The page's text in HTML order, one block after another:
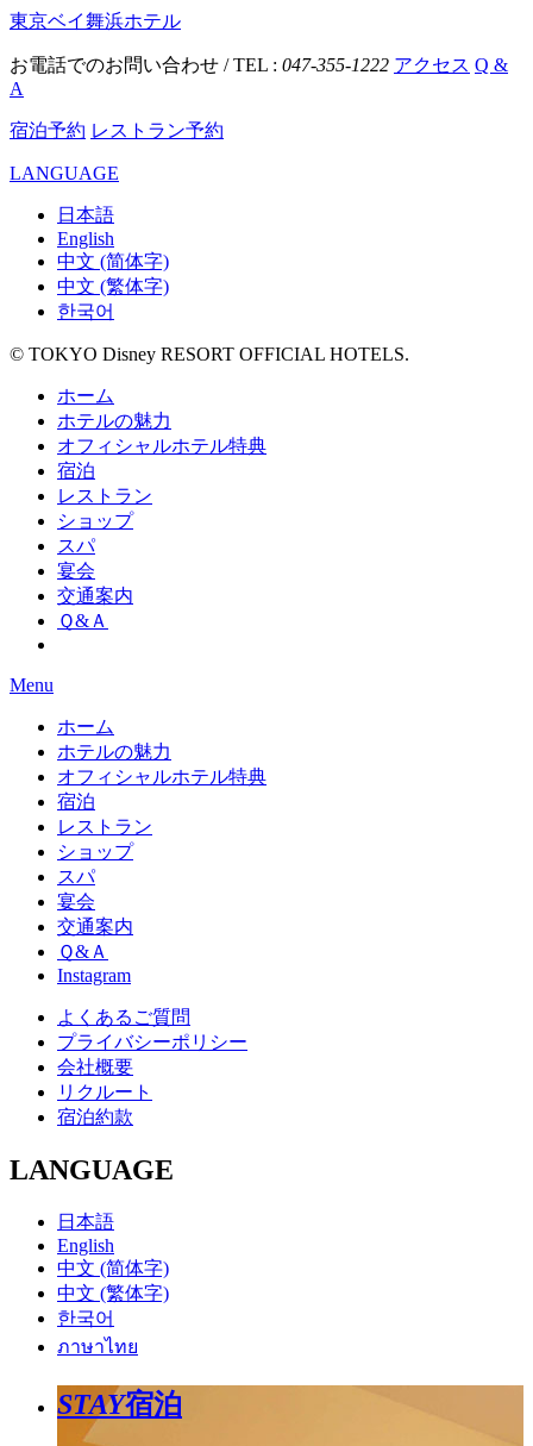
東京ベイ舞浜ホテル
お電話でのお問い合わせ / TEL : 047-355-1222 アクセス Q &
A
宿泊予約 レストラン予約
LANGUAGE
日本語
English
中文 (简体字)
中文 (繁体字)
한국어
© TOKYO Disney RESORT OFFICIAL HOTELS.
ホーム
ホテルの魅力
オフィシャルホテル特典
宿泊
レストラン
ショップ
スパ
宴会
交通案内
Ｑ&Ａ
Menu
ホーム
ホテルの魅力
オフィシャルホテル特典
宿泊
レストラン
ショップ
スパ
宴会
交通案内
Ｑ&Ａ
Instagram
よくあるご質問
プライバシーポリシー
会社概要
リクルート
宿泊約款
LANGUAGE
日本語
English
中文 (简体字)
中文 (繁体字)
한국어
ภาษาไทย
STAY宿泊